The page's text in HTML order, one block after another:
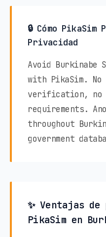
🔒 Cómo PikaSim
Privacidad
Avoid Burkinabe
with PikaSim.
verification, no
requirements.
throughout
government
✨ Ventajas
PikaSim en